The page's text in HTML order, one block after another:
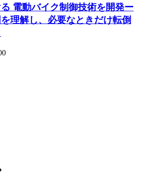
電動バイク制御技術を開発ー
理解し、必要なときだけ転倒